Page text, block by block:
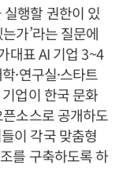
실행할 권한이 있
가’라는 질문에
대표 AI 기업 3~4
·연구실·스타트
업이 한국 문화
소스로 공개하도
이 각국 맞춤형
를 구축하도록 하